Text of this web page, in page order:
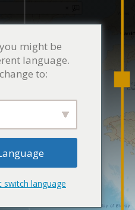
y fácil de
might be
language.
to:
switch language